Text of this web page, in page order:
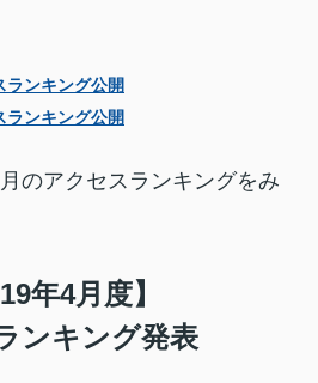
ンキング公開
ンキング公開
のアクセスランキングをみ
年4月度】
ンキング発表